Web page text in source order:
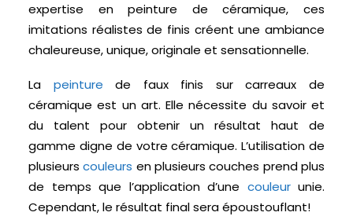
expertise en peinture de céramique, ces
imitations réalistes de finis créent une ambiance
chaleureuse, unique, originale et sensationnelle.
La peinture de faux finis sur carreaux de
céramique est un art. Elle nécessite du savoir et
du talent pour obtenir un résultat haut de
gamme digne de votre céramique. L’utilisation de
plusieurscouleurs en plusieurs couches prend plus
de temps que l’application d’une couleurunie.
Cependant, le résultat final sera époustouflant!